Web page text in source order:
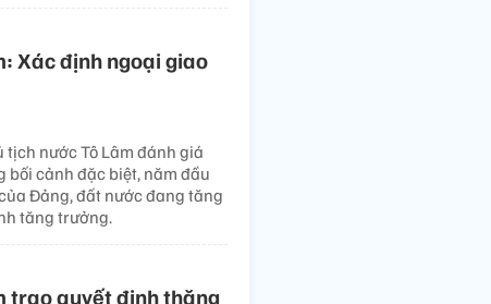
Xác định ngoại giao
tịch nước Tô Lâm đánh giá
bối cảnh đặc biệt, năm đầu
Đảng, đất nước đang tăng
tăng trưởng.
trao quyết định thăng